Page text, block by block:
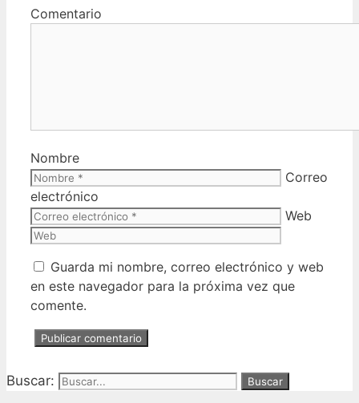
Comentario
Nombre
Correo
electrónico
Web
Guarda mi nombre, correo electrónico y web
en este navegador para la próxima vez que
comente.
Buscar: